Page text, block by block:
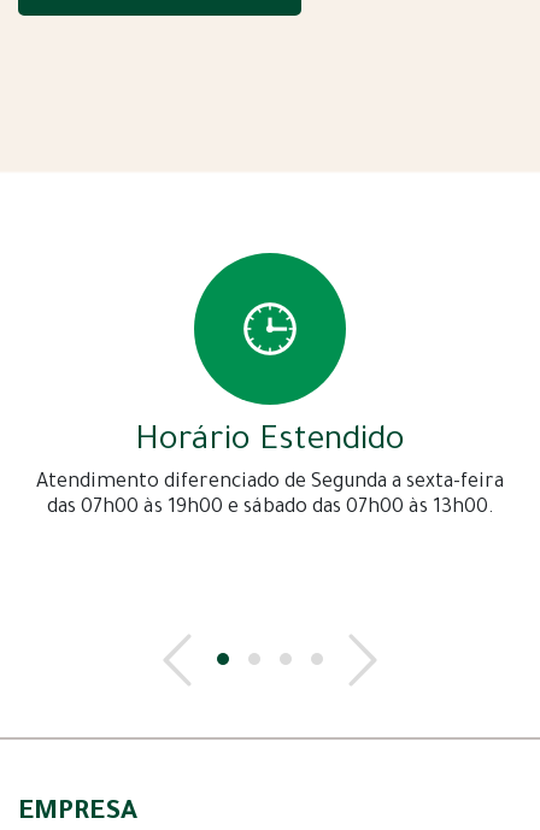
Horário Estendido
Atendimento diferenciado de Segunda a sexta-feira
das 07h00 às 19h00 e sábado das 07h00 às 13h00.
EMPRESA